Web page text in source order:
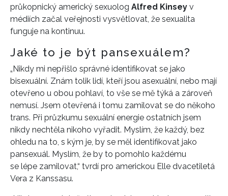
průkopnický americký sexuolog Alfred Kinsey v
médiích začal veřejnosti vysvětlovat, že sexualita
funguje na kontinuu.
Jaké to je být pansexuálem?
„Nikdy mi nepřišlo správné identifikovat se jako
bisexuální. Znám tolik lidí, kteří jsou asexuální, nebo mají
otevřeno u obou pohlaví, to vše se mě týká a zároveň
nemusí. Jsem otevřená i tomu zamilovat se do někoho
trans. Při průzkumu sexuální energie ostatních jsem
nikdy nechtěla nikoho vyřadit. Myslím, že každý, bez
ohledu na to, s kým je, by se měl identifikovat jako
pansexuál. Myslím, že by to pomohlo každému
se lépe zamilovat,“ tvrdí pro americkou Elle dvacetiletá
Vera z Kanssasu.